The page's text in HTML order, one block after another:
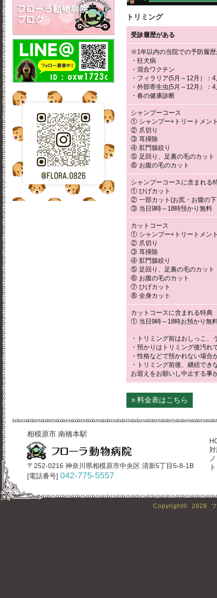
トリミング
受診履歴がある
※1年以内の当院での予防履
・狂犬病
・混合ワクチン
・フィラリア(5月～12月）：
・外部寄生虫(5月～12月）：
・春の健康診断
シャンプーコース
① シャンプー+トリートメン
② 爪切り
③ 耳掃除
④ 肛門腺絞り
⑤ 足回り、足裏の毛のカット
⑥ お腹の毛のカット
シャンプーコースに含まれる
① ひげカット
② 一部カット(お尻・お腹の
③ 当日9時～18時預かり無料
カットコース
① シャンプー+トリートメン
② 爪切り
③ 耳掃除
④ 肛門腺絞り
⑤ 足回り、足裏の毛のカット
⑥ お腹の毛のカット
⑦ ひげカット
⑧ 全身カット
カットコースに含まれる特典
① 当日9時～18時お預かり無
・トリミング前はおしっこ、
・預かりはトリミング後汚れ
・性格などで預かれない場合
・トリミング前後、継続でき
お迎えをお願いし中止する事
» 料金表はこちら
相模原市 南橋本駅
〒252-0216 神奈川県相模原市中央区 清新5丁目5-8-1B
[電話番号] 042-775-5557
Copyright© 2026